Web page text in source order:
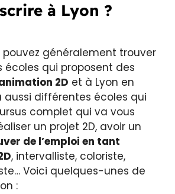
à Lyon ?
pouvez généralement trouver
écoles qui proposent des
2D et à Lyon en
aussi différentes écoles qui
complet qui va vous
un projet 2D, avoir un
de l’emploi en tant
, intervalliste, coloriste,
Voici quelques-unes de
: